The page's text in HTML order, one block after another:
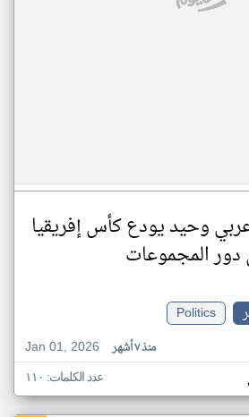
وحيد يودع كأس إفريقيا
Politics
Jan 01, 2026
منذ ٧ أشهر
عدد الكلمات: ١١٠